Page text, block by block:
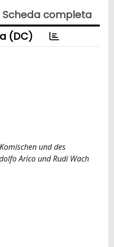
Scheda completa
(DC)
und des
Arico und Rudi Wach